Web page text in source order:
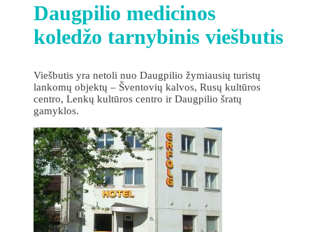
Daugpilio medicinos
koledžo tarnybinis viešbutis
Viešbutis yra netoli nuo Daugpilio žymiausių turistų
lankomų objektų – Šventovių kalvos, Rusų kultūros
centro, Lenkų kultūros centro ir Daugpilio šratų
gamyklos.